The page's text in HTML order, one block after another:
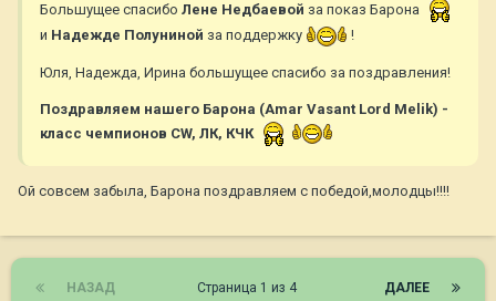
Большущее спасибо Лене Недбаевой за показ Барона
и Надежде Полуниной за поддержку !
Юля, Надежда, Ирина большущее спасибо за поздравления!
Поздравляем нашего Барона (Amar Vasant Lord Melik) -
класс чемпионов CW, ЛК, КЧК
Ой совсем забыла, Барона поздравляем с победой,молодцы!!!!
НАЗАД ДАЛЕЕ
Страница 1 из 4